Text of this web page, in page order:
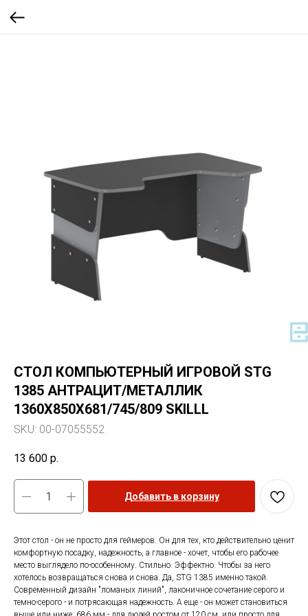
СТОЛ КОМПЬЮТЕРНЫЙ ИГРОВОЙ STG
1385 АНТРАЦИТ/МЕТАЛЛИК
1360X850Х681/745/809 SKILLL
SKU: 00-07055552
13 600 р.
Добавить в корзину
Этот стол - он не просто для геймеров. Он для тех, кто действительно ценит
комфортную посадку, надежность, а главное - хочет, чтобы его рабочее
место выглядело по-особенному. Стильно. Эффектно. Чтобы за него
хотелось возвращаться снова и снова. Да, STG 1385 именно такой.
Современный дизайн "ломаных линий", лаконичное сочетание серого и
темно-серого - и потрясающая надежность. А еще - он может становиться